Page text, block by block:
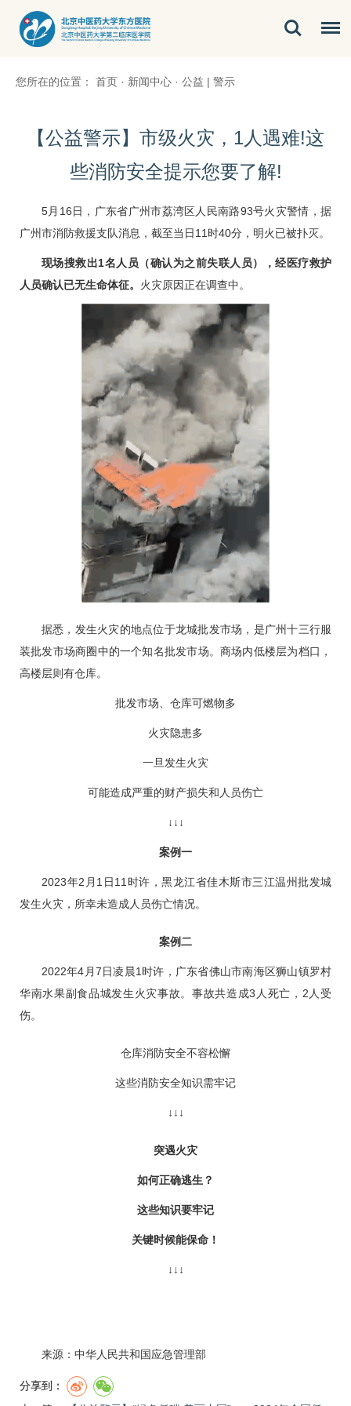
您所在的位置： 首页 · 新闻中心 · 公益 | 警示
【公益警示】市级火灾，1人遇难!这
些消防安全提示您要了解!
5月16日，广东省广州市荔湾区人民南路93号火灾警情，据
广州市消防救援支队消息，截至当日11时40分，明火已被扑灭。
现场搜救出1名人员（确认为之前失联人员），经医疗救护
人员确认已无生命体征。 火灾原因正在调查中。
据悉，发生火灾的地点位于龙城批发市场，是广州十三行服
装批发市场商圈中的一个知名批发市场。商场内低楼层为档口，
高楼层则有仓库。
批发市场、仓库可燃物多
火灾隐患多
一旦发生火灾
可能造成严重的财产损失和人员伤亡
↓↓↓
案例一
2023年2月1日11时许，黑龙江省佳木斯市三江温州批发城
发生火灾，所幸未造成人员伤亡情况。
案例二
2022年4月7日凌晨1时许，广东省佛山市南海区狮山镇罗村
华南水果副食品城发生火灾事故。事故共造成3人死亡，2人受
伤。
仓库消防安全不容松懈
这些消防安全知识需牢记
↓↓↓
突遇火灾
如何正确逃生？
这些知识要牢记
关键时候能保命！
↓↓↓
来源：中华人民共和国应急管理部
分享到：